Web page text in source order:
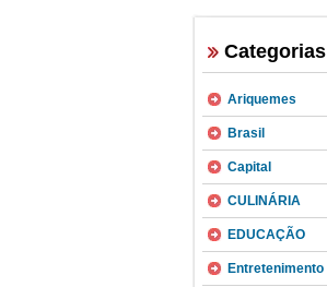
Categorias
Ariquemes
Brasil
Capital
CULINÁRIA
EDUCAÇÃO
Entretenimento